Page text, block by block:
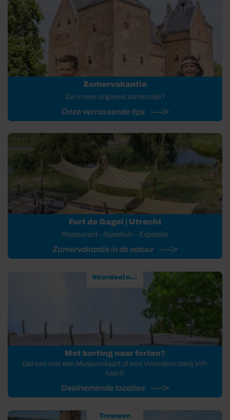
Zomervakantie
Zin in een origineel zomeruitje?
Onze verrassende tips
Fort de Gagel | Utrecht
Restaurant - Speeltuin - Expositie
Zomervakantie in de natuur
Voordeel op uitjes
Met korting naar forten?
Dat kan met een Museumkaart of een VriendenLoterij VIP-
kaart!
Deelnemende locaties
Trouwen